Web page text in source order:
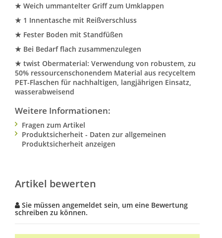
★ Weich ummantelter Griff zum Umklappen
★ 1 Innentasche mit Reißverschluss
★ Fester Boden mit Standfüßen
★ Bei Bedarf flach zusammenzulegen
★ twist Obermaterial: Verwendung von robustem, zu
50% ressourcenschonendem Material aus recyceltem
PET-Flaschen für nachhaltigen, langjährigen Einsatz,
wasserabweisend
Weitere Informationen:
Fragen zum Artikel
Produktsicherheit - Daten zur allgemeinen
Produktsicherheit anzeigen
Artikel bewerten
Sie müssen angemeldet sein, um eine Bewertung
schreiben zu können.